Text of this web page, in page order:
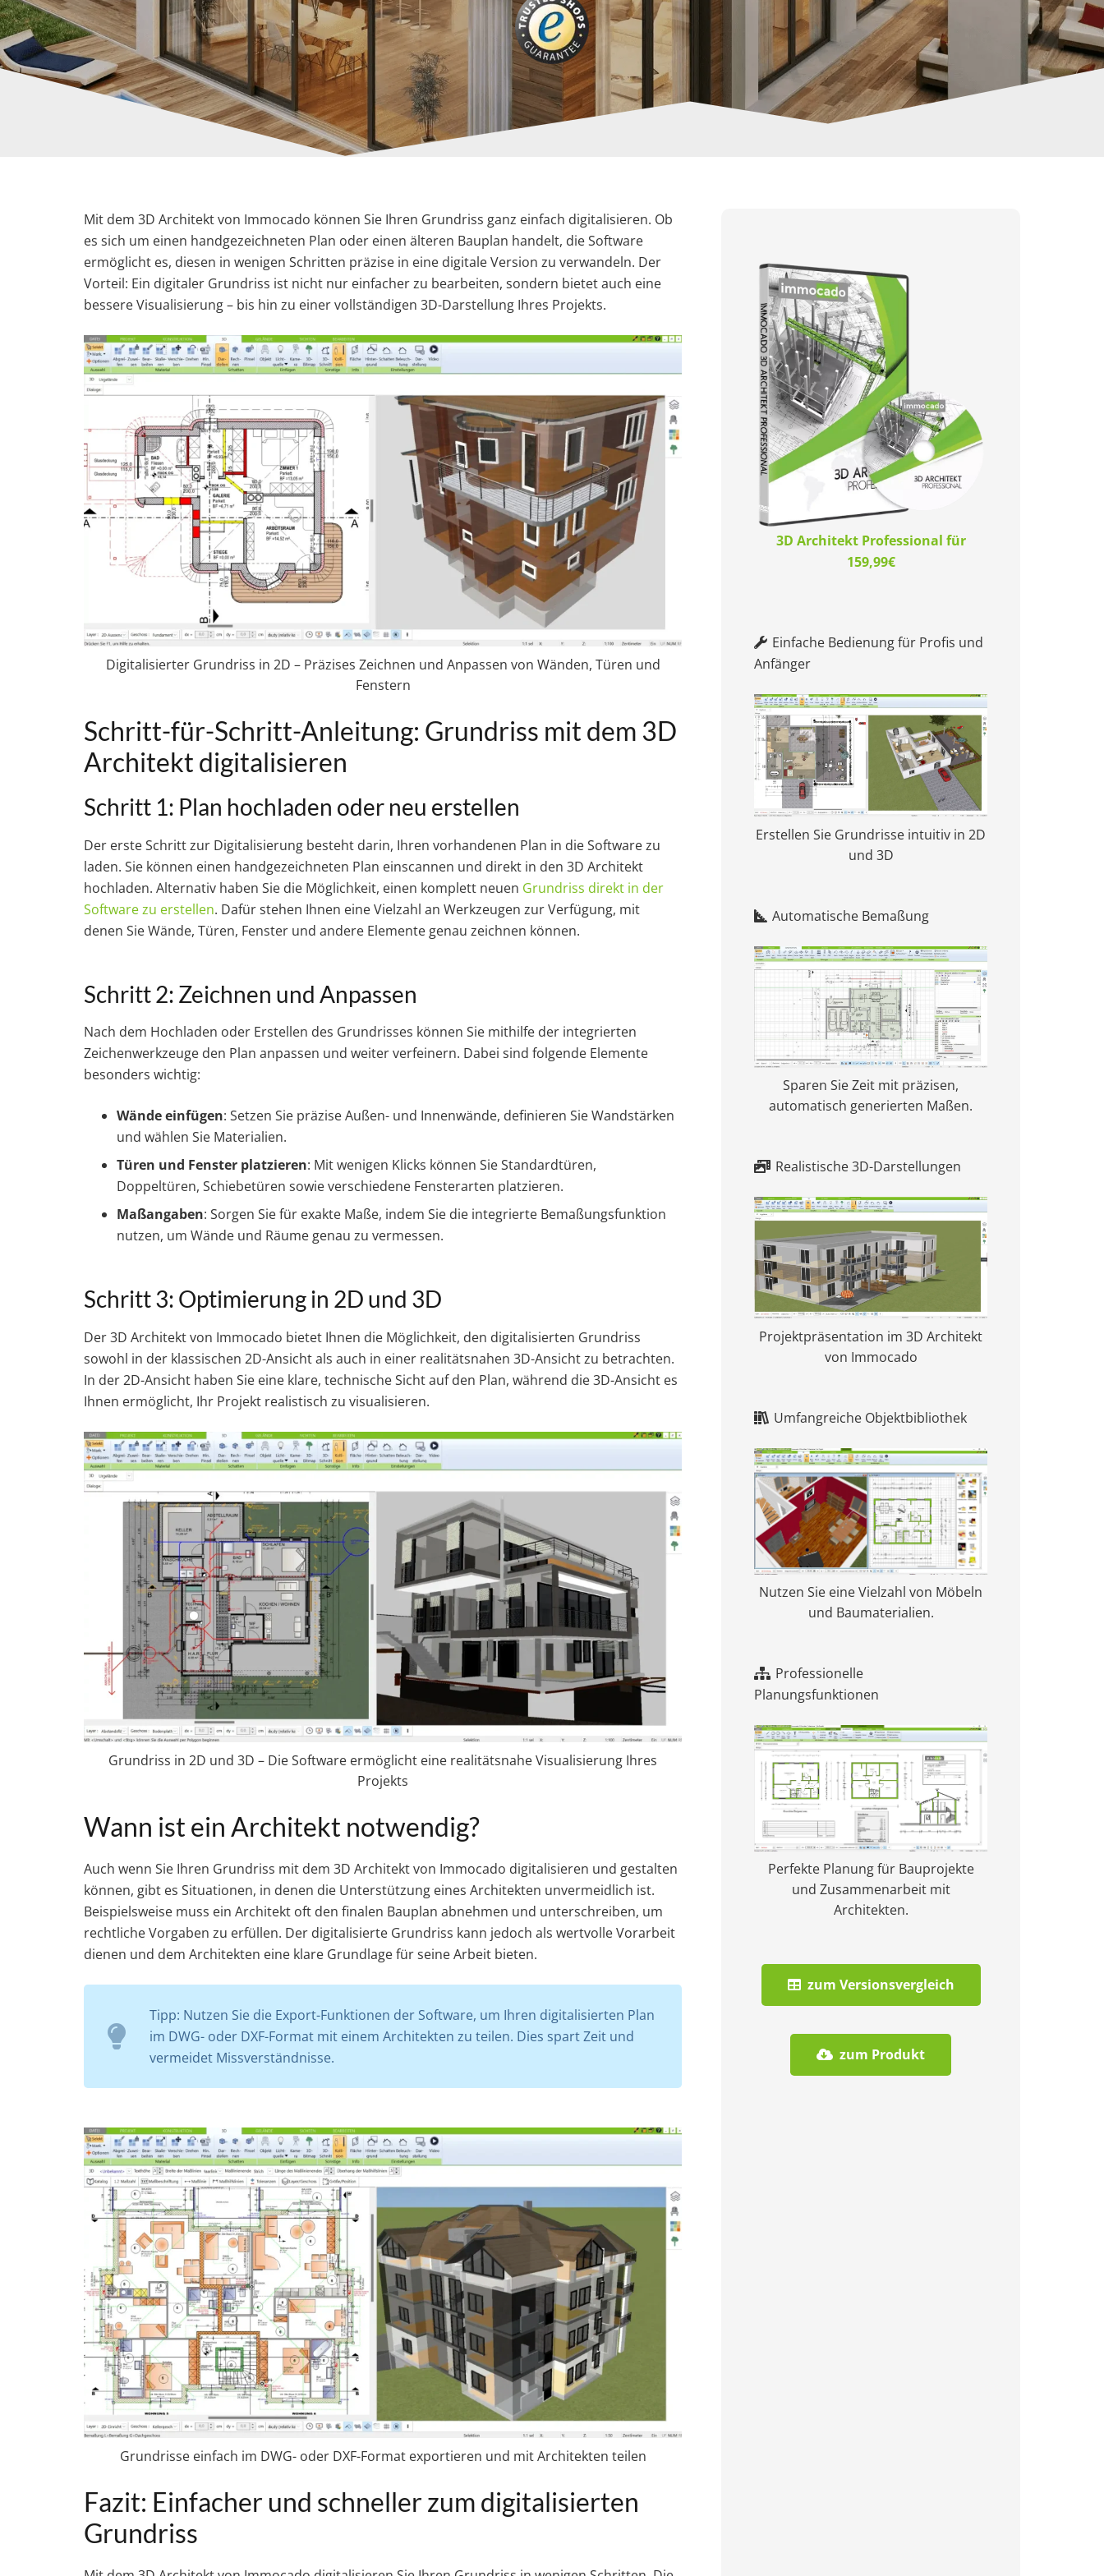
Mit dem 3D Architekt von Immocado können Sie Ihren Grundriss ganz einfach digitalisieren. Ob
es sich um einen handgezeichneten Plan oder einen älteren Bauplan handelt, die Software
ermöglicht es, diesen in wenigen Schritten präzise in eine digitale Version zu verwandeln. Der
Vorteil: Ein digitaler Grundriss ist nicht nur einfacher zu bearbeiten, sondern bietet auch eine
bessere Visualisierung – bis hin zu einer vollständigen 3D-Darstellung Ihres Projekts.
Digitalisierter Grundriss in 2D – Präzises Zeichnen und Anpassen von Wänden, Türen und
Fenstern
Schritt-für-Schritt-Anleitung: Grundriss mit dem 3D
Architekt digitalisieren
Schritt 1: Plan hochladen oder neu erstellen
Der erste Schritt zur Digitalisierung besteht darin, Ihren vorhandenen Plan in die Software zu
laden. Sie können einen handgezeichneten Plan einscannen und direkt in den 3D Architekt
hochladen. Alternativ haben Sie die Möglichkeit, einen komplett neuen Grundriss direkt in der
Software zu erstellen. Dafür stehen Ihnen eine Vielzahl an Werkzeugen zur Verfügung, mit
denen Sie Wände, Türen, Fenster und andere Elemente genau zeichnen können.
Schritt 2: Zeichnen und Anpassen
Nach dem Hochladen oder Erstellen des Grundrisses können Sie mithilfe der integrierten
Zeichenwerkzeuge den Plan anpassen und weiter verfeinern. Dabei sind folgende Elemente
besonders wichtig:
Wände einfügen: Setzen Sie präzise Außen- und Innenwände, definieren Sie Wandstärken
und wählen Sie Materialien.
Türen und Fenster platzieren: Mit wenigen Klicks können Sie Standardtüren,
Doppeltüren, Schiebetüren sowie verschiedene Fensterarten platzieren.
Maßangaben: Sorgen Sie für exakte Maße, indem Sie die integrierte Bemaßungsfunktion
nutzen, um Wände und Räume genau zu vermessen.
Schritt 3: Optimierung in 2D und 3D
Der 3D Architekt von Immocado bietet Ihnen die Möglichkeit, den digitalisierten Grundriss
sowohl in der klassischen 2D-Ansicht als auch in einer realitätsnahen 3D-Ansicht zu betrachten.
In der 2D-Ansicht haben Sie eine klare, technische Sicht auf den Plan, während die 3D-Ansicht es
Ihnen ermöglicht, Ihr Projekt realistisch zu visualisieren.
Grundriss in 2D und 3D – Die Software ermöglicht eine realitätsnahe Visualisierung Ihres
Projekts
Wann ist ein Architekt notwendig?
Auch wenn Sie Ihren Grundriss mit dem 3D Architekt von Immocado digitalisieren und gestalten
können, gibt es Situationen, in denen die Unterstützung eines Architekten unvermeidlich ist.
Beispielsweise muss ein Architekt oft den finalen Bauplan abnehmen und unterschreiben, um
rechtliche Vorgaben zu erfüllen. Der digitalisierte Grundriss kann jedoch als wertvolle Vorarbeit
dienen und dem Architekten eine klare Grundlage für seine Arbeit bieten.
Tipp: Nutzen Sie die Export-Funktionen der Software, um Ihren digitalisierten Plan
im DWG- oder DXF-Format mit einem Architekten zu teilen. Dies spart Zeit und
vermeidet Missverständnisse.
Grundrisse einfach im DWG- oder DXF-Format exportieren und mit Architekten teilen
Fazit: Einfacher und schneller zum digitalisierten
Grundriss
3D Architekt Professional für
159,99€
Einfache Bedienung für Profis und
Anfänger
Erstellen Sie Grundrisse intuitiv in 2D
und 3D
Automatische Bemaßung
Sparen Sie Zeit mit präzisen,
automatisch generierten Maßen.
Realistische 3D-Darstellungen
Projektpräsentation im 3D Architekt
von Immocado
Umfangreiche Objektbibliothek
Nutzen Sie eine Vielzahl von Möbeln
und Baumaterialien.
Professionelle
Planungsfunktionen
Perfekte Planung für Bauprojekte
und Zusammenarbeit mit
Architekten.
zum Versionsvergleich
zum Produkt